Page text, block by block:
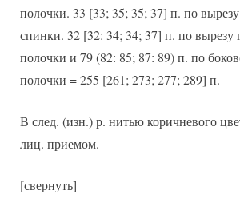
полочки. 33 [33; 35; 35; 37] п. по
спинки. 32 [32: 34; 34; 37] п. по вырезу
полочки и 79 (82: 85; 87: 89) п. по
полочки = 255 [261; 273; 277; 289] п.
В след. (изн.) р. нитью коричневого
лиц. приемом.
[свернуть]